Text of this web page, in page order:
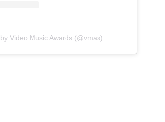
Video Music Awards (@vmas)